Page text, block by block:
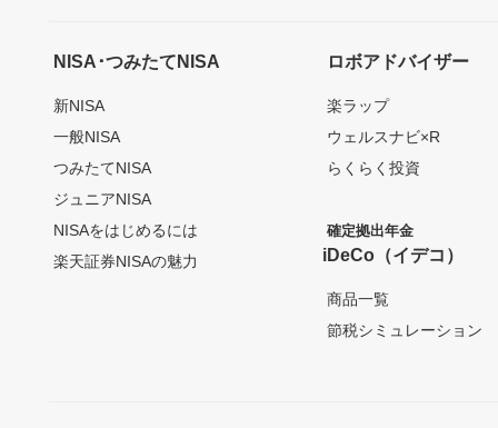
NISA･つみたてNISA
新NISA
一般NISA
つみたてNISA
ジュニアNISA
NISAをはじめるには
楽天証券NISAの魅力
ロボアドバイザー
楽ラップ
ウェルスナビ×R
らくらく投資
確定拠出年金
iDeCo（イデコ）
商品一覧
節税シミュレーション